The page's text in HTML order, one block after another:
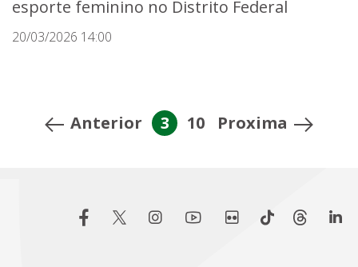
esporte feminino no Distrito Federal
20/03/2026 14:00
Anterior 3 10 Proxima